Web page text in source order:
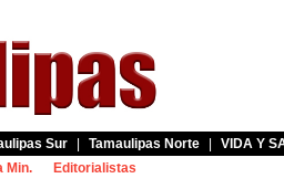
Sur Tamaulipas Norte VIDA Y
Min. Editorialistas